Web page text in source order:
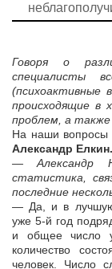
Говоря о
специалисты
(психоактивные
происходящие в
проблем, а
На наши вопросы
Александр Елкин.
— Александр
статистика,
последние
— Да, и в лучшую
уже 5-й год
и общее число
количество
человек. Число